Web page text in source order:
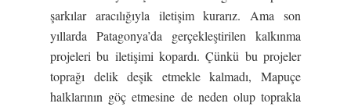
şarkılar aracılığıyla iletişim kurarız. Ama son
yıllarda Patagonya’da gerçekleştirilen kalkınma
projeleri bu iletişimi kopardı. Çünkü bu projeler
toprağı delik deşik etmekle kalmadı, Mapuçe
halklarının göç etmesine de neden olup toprakla